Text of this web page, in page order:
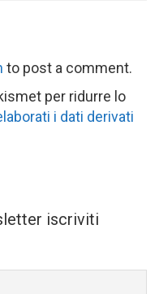
to post a comment.
per ridurre lo
i dati derivati
iscriviti